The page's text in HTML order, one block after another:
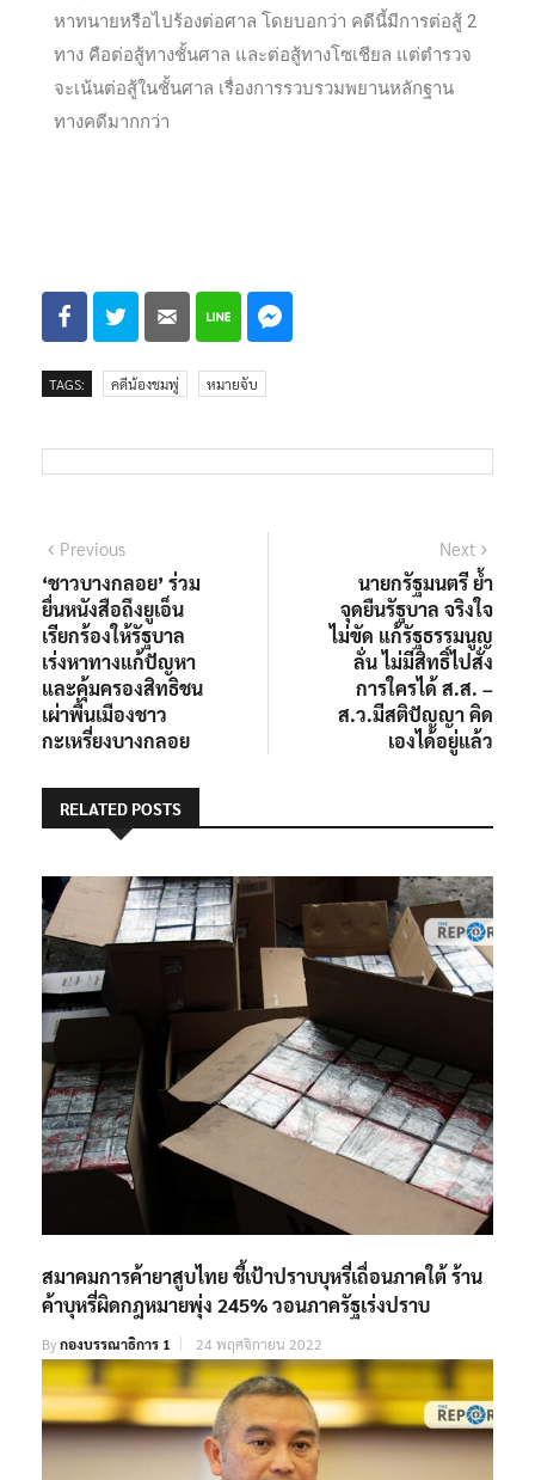
หาทนายหรือไปร้องต่อศาล โดยบอกว่า คดีนี้มีการต่อสู้ 2
ทาง คือต่อสู้ทางชั้นศาล และต่อสู้ทางโซเชียล แต่ตำรวจ
จะเน้นต่อสู้ในชั้นศาล เรื่องการรวบรวมพยานหลักฐาน
ทางคดีมากกว่า
TAGS: คดีน้องชมพู่ หมายจับ
Previous
‘ชาวบางกลอย’ ร่วม
ยื่นหนังสือถึงยูเอ็น
เรียกร้องให้รัฐบาล
เร่งหาทางแก้ปัญหา
และคุ้มครองสิทธิชน
เผ่าพื้นเมืองชาว
กะเหรี่ยงบางกลอย
Next
นายกรัฐมนตรี ย้ำ
จุดยืนรัฐบาล จริงใจ
ไม่ขัด แก้รัฐธรรมนูญ
ลั่น ไม่มีสิทธิ์ไปสั่ง
การใครได้ ส.ส. –
ส.ว.มีสติปัญญา คิด
เองได้อยู่แล้ว
RELATED POSTS
สมาคมการค้ายาสูบไทย ชี้เป้าปราบบุหรี่เถื่อนภาคใต้ ร้าน
ค้าบุหรี่ผิดกฎหมายพุ่ง 245% วอนภาครัฐเร่งปราบ
Byกองบรรณาธิการ 1 24 พฤศจิกายน 2022